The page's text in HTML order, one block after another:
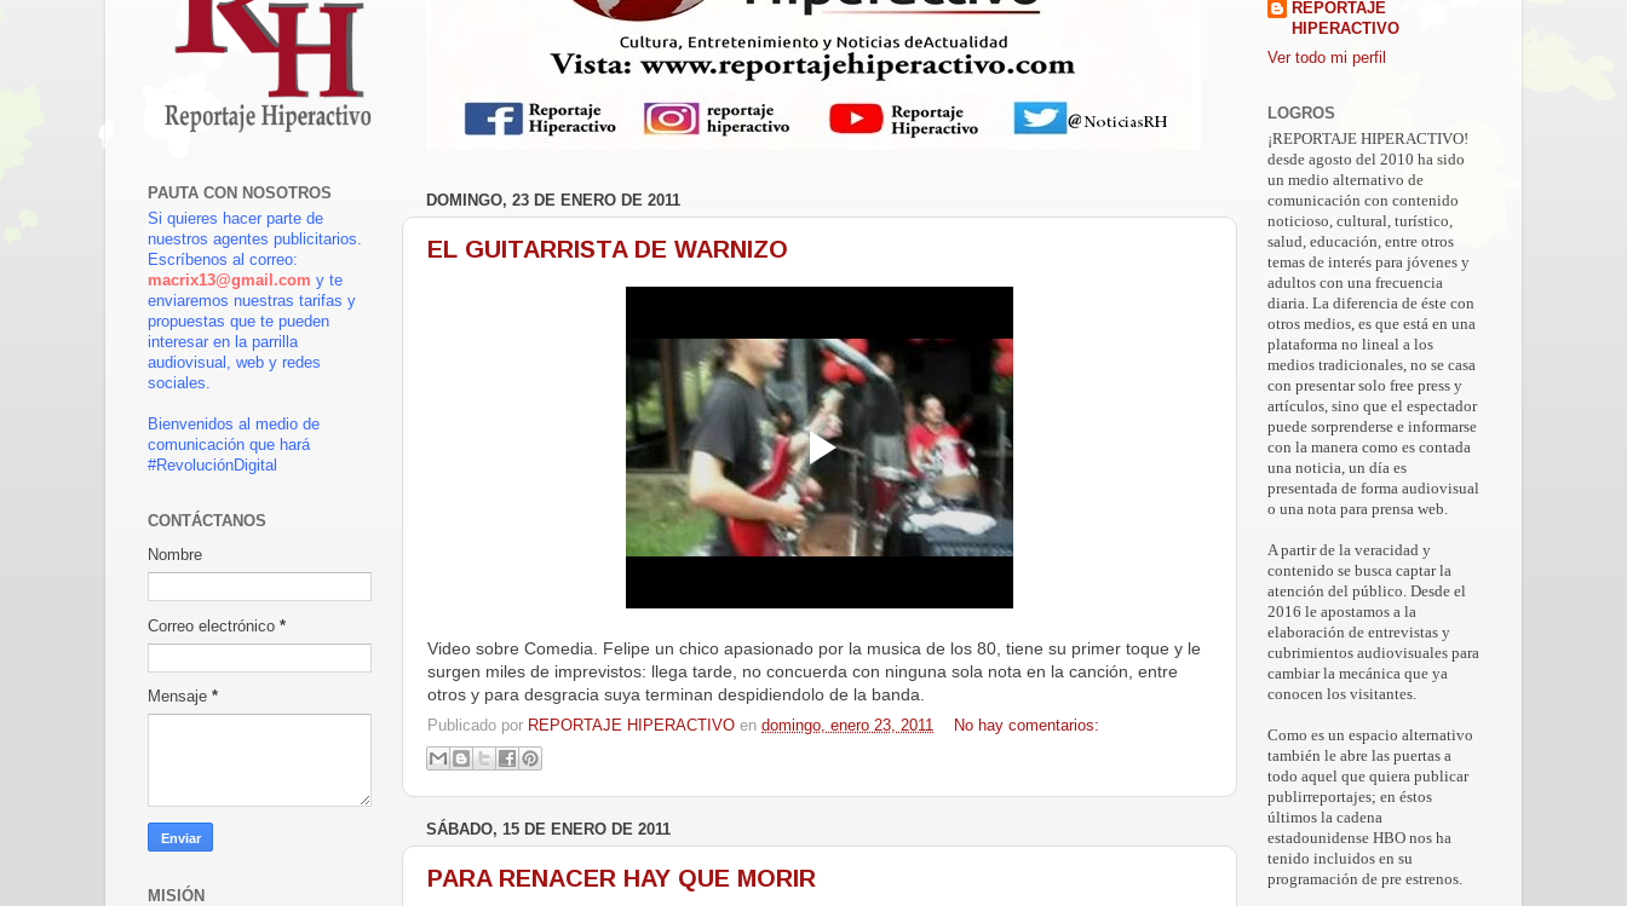
DOMINGO, 23 DE ENERO DE 2011
EL GUITARRISTA DE WARNIZO
Video sobre Comedia. Felipe un chico apasionado por la musica de los 80, tiene su primer toque y le
surgen miles de imprevistos: llega tarde, no concuerda con ninguna sola nota en la canción, entre
otros y para desgracia suya terminan despidiendolo de la banda.
Publicado por REPORTAJE HIPERACTIVO en domingo, enero 23, 2011 No hay comentarios:
SÁBADO, 15 DE ENERO DE 2011
PARA RENACER HAY QUE MORIR
PAUTA CON NOSOTROS
Si quieres hacer parte de
nuestros agentes publicitarios.
Escríbenos al correo:
macrix13@gmail.com y te
enviaremos nuestras tarifas y
propuestas que te pueden
interesar en la parrilla
audiovisual, web y redes
sociales.
Bienvenidos al medio de
comunicación que hará
#RevoluciónDigital
CONTÁCTANOS
Nombre
Correo electrónico *
Mensaje *
MISIÓN
REPORTAJE
HIPERACTIVO
Ver todo mi perfil
LOGROS
¡REPORTAJE HIPERACTIVO!
desde agosto del 2010 ha sido
un medio alternativo de
comunicación con contenido
noticioso, cultural, turístico,
salud, educación, entre otros
temas de interés para jóvenes y
adultos con una frecuencia
diaria. La diferencia de éste con
otros medios, es que está en una
plataforma no lineal a los
medios tradicionales, no se casa
con presentar solo free press y
artículos, sino que el espectador
puede sorprenderse e informarse
con la manera como es contada
una noticia, un día es
presentada de forma audiovisual
o una nota para prensa web.
A partir de la veracidad y
contenido se busca captar la
atención del público. Desde el
2016 le apostamos a la
elaboración de entrevistas y
cubrimientos audiovisuales para
cambiar la mecánica que ya
conocen los visitantes.
Como es un espacio alternativo
también le abre las puertas a
todo aquel que quiera publicar
publirreportajes; en éstos
últimos la cadena
estadounidense HBO nos ha
tenido incluidos en su
programación de pre estrenos.